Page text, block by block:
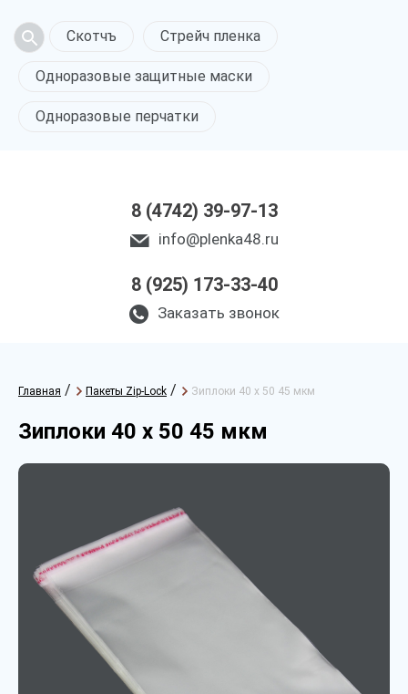
Скотчъ Стрейч пленка
Одноразовые защитные маски
Одноразовые перчатки
8 (4742) 39-97-13
info@plenka48.ru
8 (925) 173-33-40
Заказать звонок
Главная / Пакеты Zip-Lock / Зиплоки 40 х 50 45 мкм
Зиплоки 40 х 50 45 мкм